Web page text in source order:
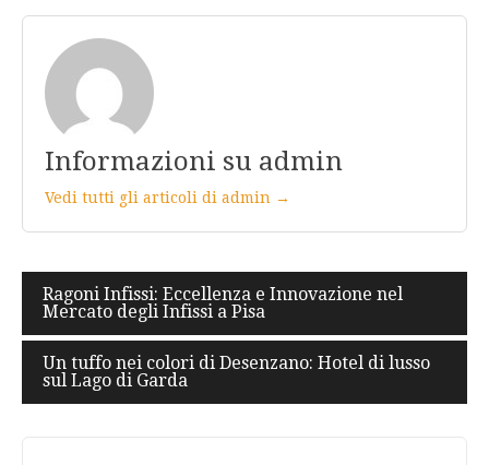
Informazioni su admin
Vedi tutti gli articoli di admin →
Navigazione
articoli
Ragoni Infissi: Eccellenza e Innovazione nel
Mercato degli Infissi a Pisa
Un tuffo nei colori di Desenzano: Hotel di lusso
sul Lago di Garda